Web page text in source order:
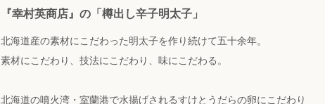
『幸村英商店』の「樽出し辛子明太子」
北海道産の素材にこだわった明太子を作り続けて五十余年。
素材にこだわり、技法にこだわり、味にこだわる。
北海道の噴火湾・室蘭港で水揚げされるすけとうだらの卵にこだわり